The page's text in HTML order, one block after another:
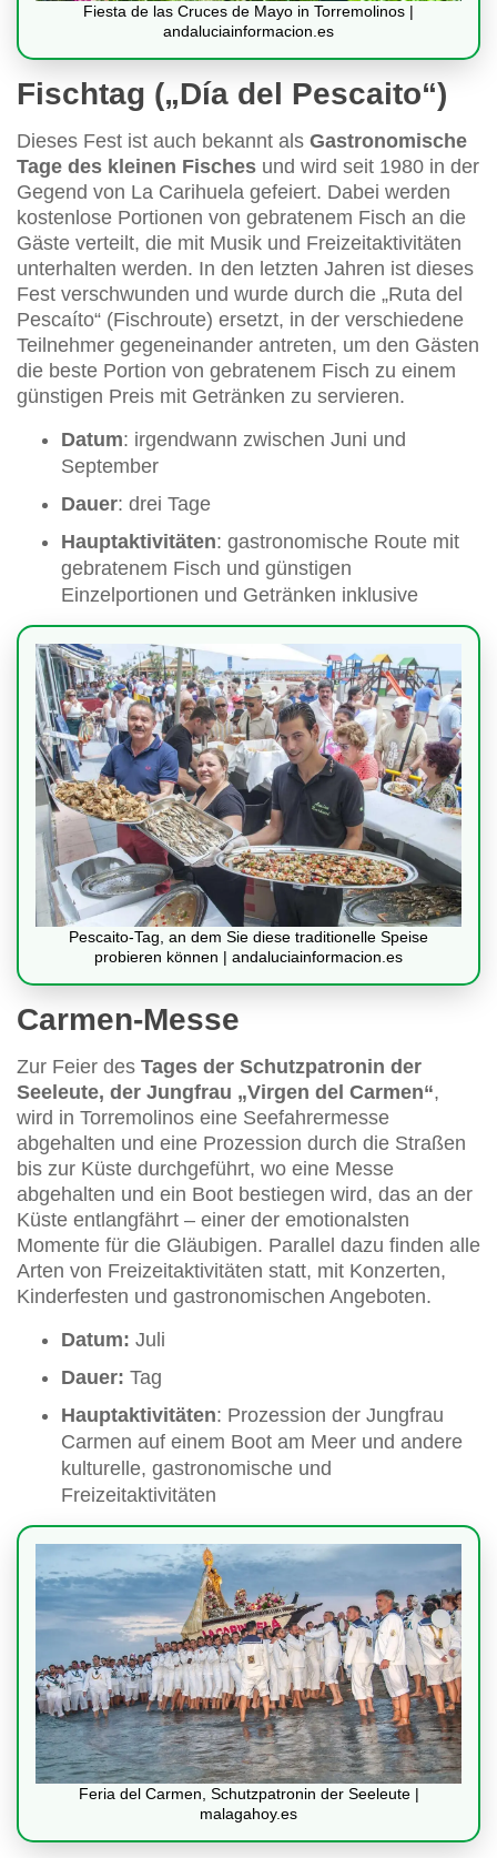
Fiesta de las Cruces de Mayo in Torremolinos |
andaluciainformacion.es
Fischtag („Día del Pescaito“)
Dieses Fest ist auch bekannt als Gastronomische
Tage des kleinen Fisches und wird seit 1980 in der
Gegend von La Carihuela gefeiert. Dabei werden
kostenlose Portionen von gebratenem Fisch an die
Gäste verteilt, die mit Musik und Freizeitaktivitäten
unterhalten werden. In den letzten Jahren ist dieses
Fest verschwunden und wurde durch die „Ruta del
Pescaíto“ (Fischroute) ersetzt, in der verschiedene
Teilnehmer gegeneinander antreten, um den Gästen
die beste Portion von gebratenem Fisch zu einem
günstigen Preis mit Getränken zu servieren.
Datum: irgendwann zwischen Juni und
September
Dauer: drei Tage
Hauptaktivitäten: gastronomische Route mit
gebratenem Fisch und günstigen
Einzelportionen und Getränken inklusive
Pescaito-Tag, an dem Sie diese traditionelle Speise
probieren können | andaluciainformacion.es
Carmen-Messe
Zur Feier des Tages der Schutzpatronin der
Seeleute, der Jungfrau „Virgen del Carmen“,
wird in Torremolinos eine Seefahrermesse
abgehalten und eine Prozession durch die Straßen
bis zur Küste durchgeführt, wo eine Messe
abgehalten und ein Boot bestiegen wird, das an der
Küste entlangfährt – einer der emotionalsten
Momente für die Gläubigen. Parallel dazu finden alle
Arten von Freizeitaktivitäten statt, mit Konzerten,
Kinderfesten und gastronomischen Angeboten.
Datum: Juli
Dauer: Tag
Hauptaktivitäten: Prozession der Jungfrau
Carmen auf einem Boot am Meer und andere
kulturelle, gastronomische und
Freizeitaktivitäten
Feria del Carmen, Schutzpatronin der Seeleute |
malagahoy.es